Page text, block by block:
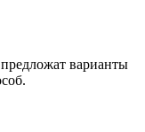
варианты